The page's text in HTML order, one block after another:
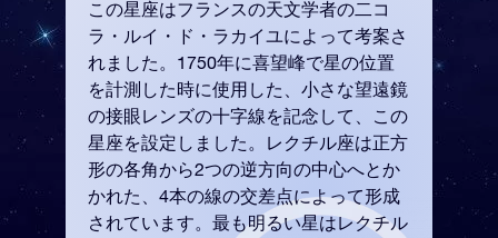
この星座はフランスの天文学者の二コ
ラ・ルイ・ド・ラカイユによって考案さ
れました。1750年に喜望峰で星の位置
を計測した時に使用した、小さな望遠鏡
の接眼レンズの十字線を記念して、この
星座を設定しました。レクチル座は正方
形の各角から2つの逆方向の中心へとか
かれた、4本の線の交差点によって形成
されています。最も明るい星はレクチル